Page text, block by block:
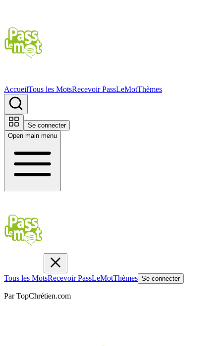
AccueilTous les MotsRecevoir PassLeMotThèmes
Se connecter
Open main menu
Tous les MotsRecevoir PassLeMotThèmes Se connecter
Par TopChrétien.com